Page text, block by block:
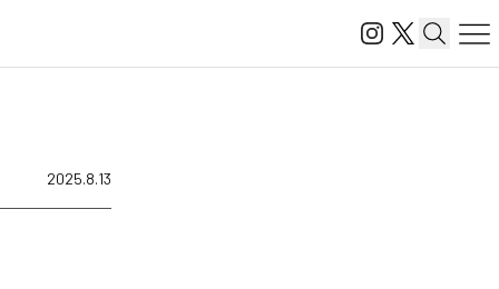
2025.8.13